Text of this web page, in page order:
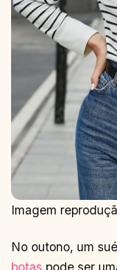
Imagem
No outono, um
botas pode ser